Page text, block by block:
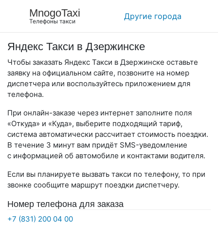
MnogoTaxi
Телефоны такси
Другие города
Яндекс Такси в Дзержинске
Чтобы заказать Яндекс Такси в Дзержинске оставьте
заявку на официальном сайте, позвоните на номер
диспетчера или воспользуйтесь приложением для
телефона.
При онлайн-заказе через интернет заполните поля
«Откуда» и «Куда», выберите подходящий тариф,
система автоматически рассчитает стоимость поездки.
В течение 3 минут вам придёт SMS-уведомление
с информацией об автомобиле и контактами водителя.
Если вы планируете вызвать такси по телефону, то при
звонке сообщите маршрут поездки диспетчеру.
Номер телефона для заказа
+7 (831) 200 04 00